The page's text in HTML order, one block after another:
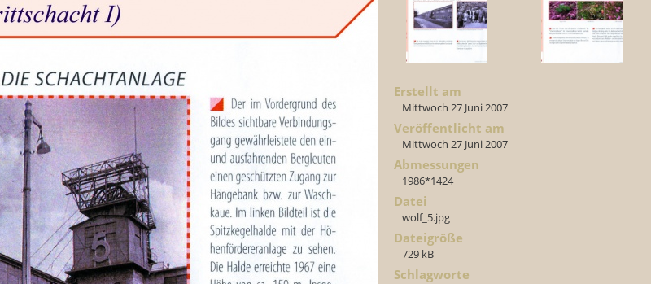
Erstellt am
Mittwoch 27 Juni 2007
Veröffentlicht am
Mittwoch 27 Juni 2007
Abmessungen
1986*1424
Datei
wolf_5.jpg
Dateigröße
729 kB
Schlagworte